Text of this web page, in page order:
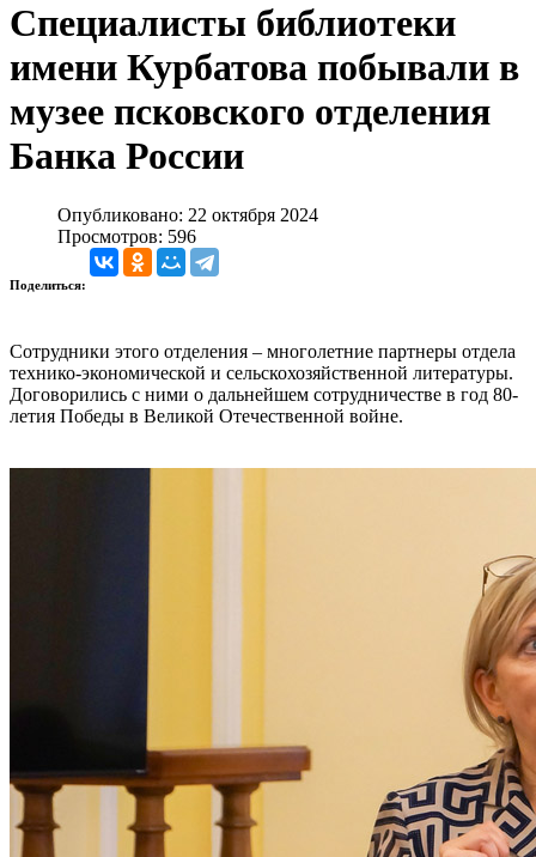
Специалисты библиотеки
имени Курбатова побывали в
музее псковского отделения
Банка России
Опубликовано: 22 октября 2024
Просмотров: 596
Поделиться:
Сотрудники этого отделения – многолетние партнеры отдела
технико-экономической и сельскохозяйственной литературы.
Договорились с ними о дальнейшем сотрудничестве в год 80-
летия Победы в Великой Отечественной войне.